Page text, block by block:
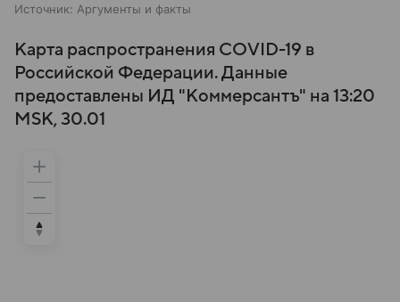
Источник: Аргументы и факты
Карта распространения COVID-19 в
Российской Федерации. Данные
предоставлены ИД "Коммерсантъ" на 13:20
MSK, 30.01